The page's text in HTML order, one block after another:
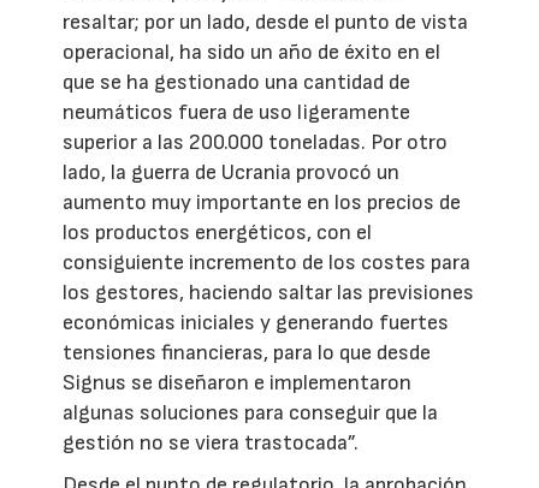
resaltar; por un lado, desde el punto de vista
operacional, ha sido un año de éxito en el
que se ha gestionado una cantidad de
neumáticos fuera de uso ligeramente
superior a las 200.000 toneladas. Por otro
lado, la guerra de Ucrania provocó un
aumento muy importante en los precios de
los productos energéticos, con el
consiguiente incremento de los costes para
los gestores, haciendo saltar las previsiones
económicas iniciales y generando fuertes
tensiones financieras, para lo que desde
Signus se diseñaron e implementaron
algunas soluciones para conseguir que la
gestión no se viera trastocada”.